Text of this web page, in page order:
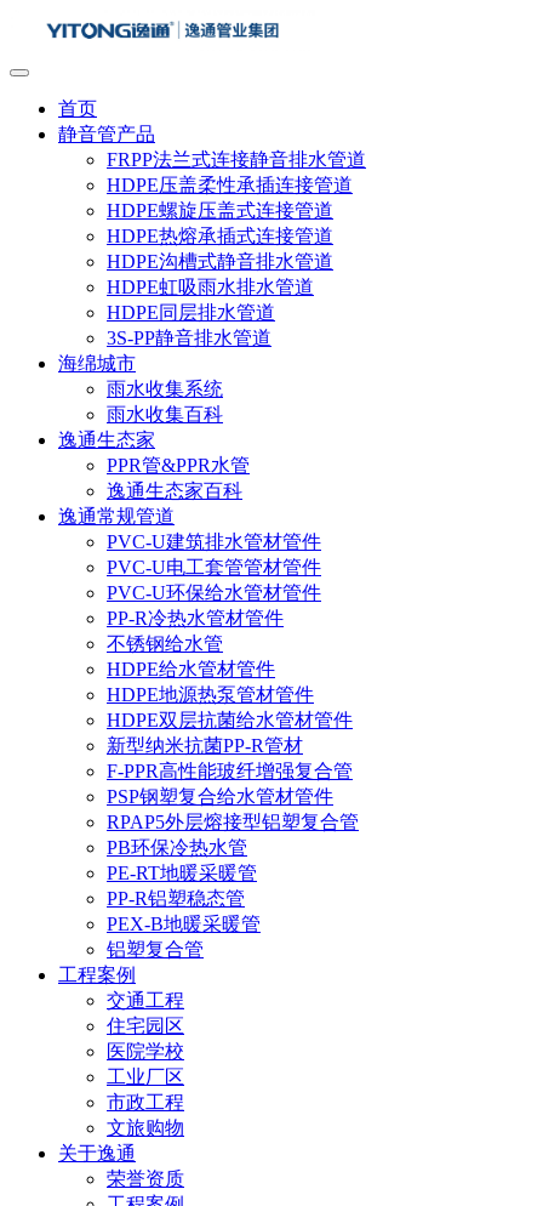
首页
静音管产品
FRPP法兰式连接静音排水管道
HDPE压盖柔性承插连接管道
HDPE螺旋压盖式连接管道
HDPE热熔承插式连接管道
HDPE沟槽式静音排水管道
HDPE虹吸雨水排水管道
HDPE同层排水管道
3S-PP静音排水管道
海绵城市
雨水收集系统
雨水收集百科
逸通生态家
PPR管&PPR水管
逸通生态家百科
逸通常规管道
PVC-U建筑排水管材管件
PVC-U电工套管管材管件
PVC-U环保给水管材管件
PP-R冷热水管材管件
不锈钢给水管
HDPE给水管材管件
HDPE地源热泵管材管件
HDPE双层抗菌给水管材管件
新型纳米抗菌PP-R管材
F-PPR高性能玻纤增强复合管
PSP钢塑复合给水管材管件
RPAP5外层熔接型铝塑复合管
PB环保冷热水管
PE-RT地暖采暖管
PP-R铝塑稳态管
PEX-B地暖采暖管
铝塑复合管
工程案例
交通工程
住宅园区
医院学校
工业厂区
市政工程
文旅购物
关于逸通
荣誉资质